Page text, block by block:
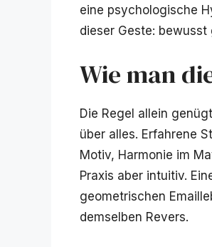
eine psychologische
dieser Geste:
Wie man
Die Regel allein
über alles. Erfahrene
Motiv, Harmonie im
Praxis aber intuitiv.
geometrischen
demselben Revers.